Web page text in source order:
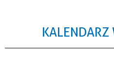
KALENDARZ